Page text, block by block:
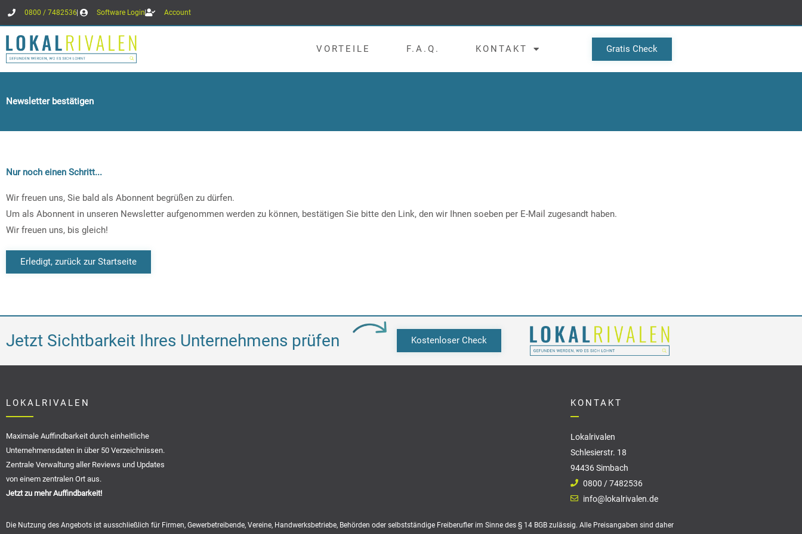
Zum
Inhalt
springen
0800 / 7482536 Software Login Account
VORTEILE F.A.Q. KONTAKT Gratis Check
Newsletter bestätigen
Nur noch einen Schritt...
Wir freuen uns, Sie bald als Abonnent begrüßen zu dürfen.
Um als Abonnent in unseren Newsletter aufgenommen werden zu können, bestätigen Sie bitte den Link, den wir Ihnen soeben per E-Mail zugesandt haben.
Wir freuen uns, bis gleich!
Erledigt, zurück zur Startseite
Jetzt Sichtbarkeit Ihres Unternehmens prüfen Kostenloser Check
LOKALRIVALEN
Maximale Auffindbarkeit durch einheitliche
Unternehmensdaten in über 50 Verzeichnissen.
Zentrale Verwaltung aller Reviews und Updates
von einem zentralen Ort aus.
Jetzt zu mehr Auffindbarkeit!
KONTAKT
Lokalrivalen
Schlesierstr. 18
94436 Simbach
0800 / 7482536
info@lokalrivalen.de
Die Nutzung des Angebots ist ausschließlich für Firmen, Gewerbetreibende, Vereine, Handwerksbetriebe, Behörden oder selbstständige Freiberufler im Sinne des § 14 BGB zulässig. Alle Preisangaben sind daher